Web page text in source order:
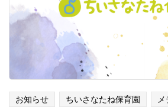
お知らせ ちいさなたね保育園